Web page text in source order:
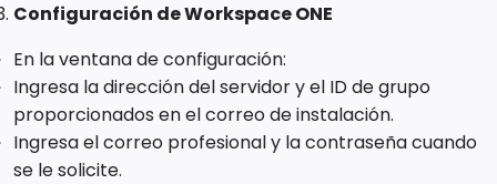
Configuración de Workspace ONE
En la ventana de configuración:
Ingresa la dirección del servidor y el ID de grupo
proporcionados en el correo de instalación.
Ingresa el correo profesional y la contraseña cuando
se le solicite.